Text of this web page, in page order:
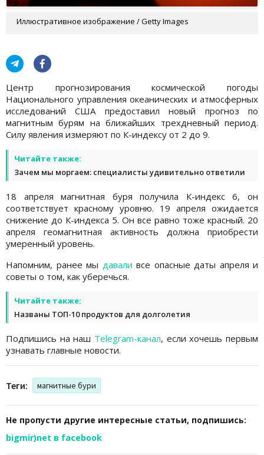
Иллюстративное изображение / Getty Images
Центр прогнозирования космической погоды
Национального управления океанических и атмосферных
исследований США предоставил новый прогноз по
магнитным бурям на ближайших трехдневный период.
Силу явления измеряют по К-индексу от 2 до 9.
Читайте также:
Зачем мы моргаем: специалисты удивительно ответили
18 апреля магнитная буря получила К-индекс 6, он
соответствует красному уровню. 19 апреля ожидается
снижение до К-индекса 5. Он все равно тоже красный. 20
апреля геомагнитная активность должна приобрести
умеренный уровень.
Напомним, ранее мы давали все опасные даты апреля и
советы о том, как уберечься.
Читайте также:
Названы ТОП-10 продуктов для долголетия
Подпишись на наш Telegram-канал, если хочешь первым
узнавать главные новости.
Теги: магнитные бури
Не пропусти другие интересные статьи, подпишись:
bigmir)net в facebook